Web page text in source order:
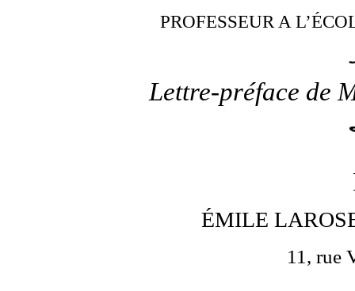
PROFESSEUR A
Lettre-préface de
ÉMILE
11, rue